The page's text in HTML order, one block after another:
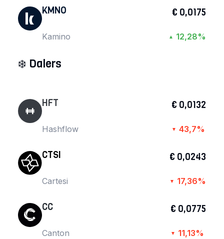
KMNO
Kamino
€ 0,0175
▲ 12,28%
❄️ Dalers
HFT
Hashflow
€ 0,0132
▼ 43,7%
CTSI
Cartesi
€ 0,0243
▼ 17,36%
CC
Canton
€ 0,0775
▼ 11,13%